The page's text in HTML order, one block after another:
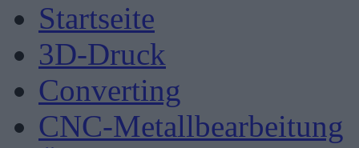
Startseite
3D-Druck
Converting
CNC-Metallbearbeitung